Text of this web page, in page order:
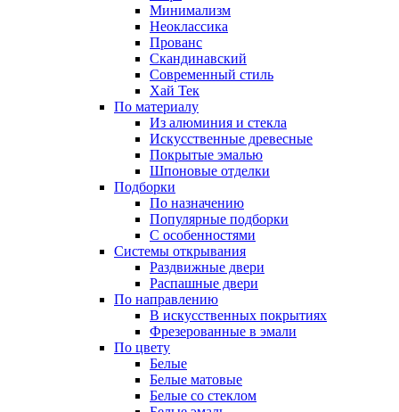
Минимализм
Неоклассика
Прованс
Скандинавский
Современный стиль
Хай Тек
По материалу
Из алюминия и стекла
Искусственные древесные
Покрытые эмалью
Шпоновые отделки
Подборки
По назначению
Популярные подборки
С особенностями
Системы открывания
Раздвижные двери
Распашные двери
По направлению
В искусственных покрытиях
Фрезерованные в эмали
По цвету
Белые
Белые матовые
Белые со стеклом